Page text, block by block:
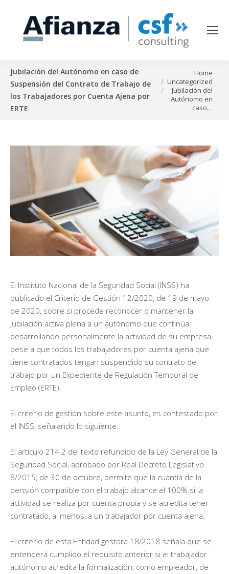
Jubilación del Autónomo en caso de
Suspensión del Contrato de Trabajo de
los Trabajadores por Cuenta Ajena por
ERTE
You are here:Home
Uncategorized
Jubilación del
Autónomo en
caso…
El Instituto Nacional de la Seguridad Social (INSS) ha
publicado el Criterio de Gestión 12/2020, de 19 de mayo
de 2020, sobre si procede reconocer o mantener la
jubilación activa plena a un autónomo que continúa
desarrollando personalmente la actividad de su empresa,
pese a que todos los trabajadores por cuenta ajena que
tiene contratados tengan suspendido su contrato de
trabajo por un Expediente de Regulación Temporal de
Empleo (ERTE).
El criterio de gestión sobre este asunto, es contestado por
el INSS, señalando lo siguiente:
El artículo 214.2 del texto refundido de la Ley General de la
Seguridad Social, aprobado por Real Decreto Legislativo
8/2015, de 30 de octubre, permite que la cuantía de la
pensión compatible con el trabajo alcance el 100% si la
actividad se realiza por cuenta propia y se acredita tener
contratado, al menos, a un trabajador por cuenta ajena.
El criterio de esta Entidad gestora 18/2018 señala que se
entenderá cumplido el requisito anterior si el trabajador
autónomo acredita la formalización, como empleador, de